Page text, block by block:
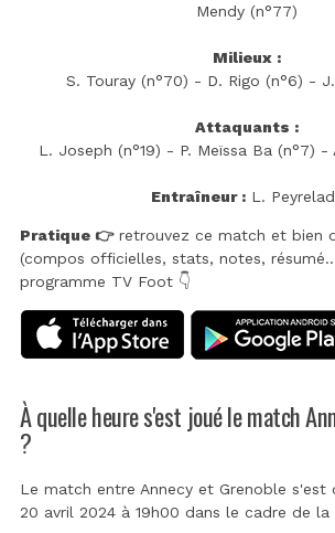
Mendy (n°77)
Milieux :
S. Touray (n°70) - D. Rigo (n°6) -
Attaquants :
L. Joseph (n°19) - P. Meïssa Ba (n°7) -
Entraîneur :L.
Pratique 👉retrouvez ce match et bien
(compos officielles, stats, notes,
programme TV Foot 👇
À quelle heure s'est joué le match
?
Le match entre Annecy et Grenoble s'est
20 avril 2024 à 19h00 dans le cadre de la